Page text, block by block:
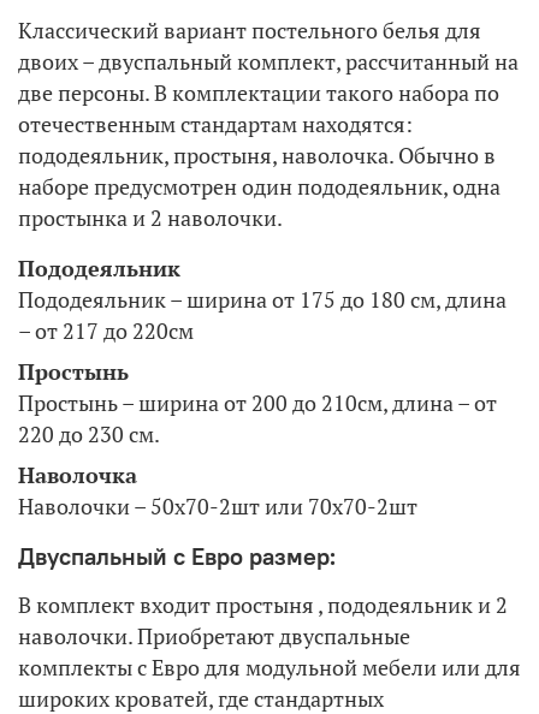
Классический вариант постельного белья для
двоих – двуспальный комплект, рассчитанный на
две персоны. В комплектации такого набора по
отечественным стандартам находятся:
пододеяльник, простыня, наволочка. Обычно в
наборе предусмотрен один пододеяльник, одна
простынка и 2 наволочки.
Пододеяльник
Пододеяльник – ширина от 175 до 180 см, длина
– от 217 до 220см
Простынь
Простынь – ширина от 200 до 210см, длина – от
220 до 230 см.
Наволочка
Наволочки – 50х70-2шт или 70х70-2шт
Двуспальный с Евро размер:
В комплект входит простыня , пододеяльник и 2
наволочки. Приобретают двуспальные
комплекты с Евро для модульной мебели или для
широких кроватей, где стандартных